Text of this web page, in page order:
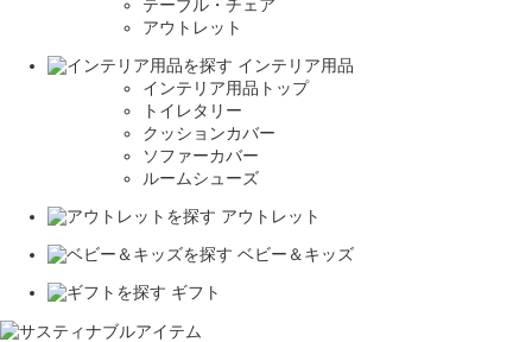
テーブル・チェア
アウトレット
インテリア用品
インテリア用品トップ
トイレタリー
クッションカバー
ソファーカバー
ルームシューズ
アウトレット
ベビー＆キッズ
ギフト